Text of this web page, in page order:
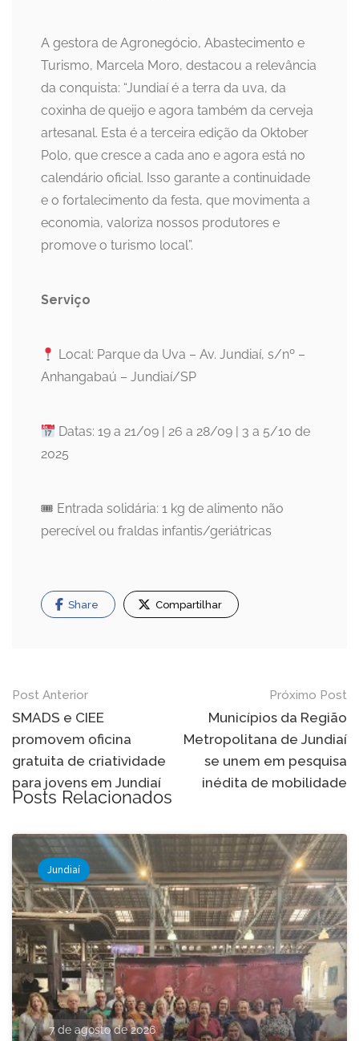
A gestora de Agronegócio, Abastecimento e
Turismo, Marcela Moro, destacou a relevância
da conquista: “Jundiaí é a terra da uva, da
coxinha de queijo e agora também da cerveja
artesanal. Esta é a terceira edição da Oktober
Polo, que cresce a cada ano e agora está no
calendário oficial. Isso garante a continuidade
e o fortalecimento da festa, que movimenta a
economia, valoriza nossos produtores e
promove o turismo local”.
Serviço
Local: Parque da Uva – Av. Jundiaí, s/nº –
Anhangabaú – Jundiaí/SP
Datas: 19 a 21/09 | 26 a 28/09 | 3 a 5/10 de
2025
🎟 Entrada solidária: 1 kg de alimento não
perecível ou fraldas infantis/geriátricas
Share Compartilhar
Navegação
de
Post
Post Anterior
SMADS e CIEE
promovem oficina
gratuita de criatividade
para jovens em Jundiaí
Próximo Post
Municípios da Região
Metropolitana de Jundiaí
se unem em pesquisa
inédita de mobilidade
Posts Relacionados
Jundiaí
7 de agosto de 2026